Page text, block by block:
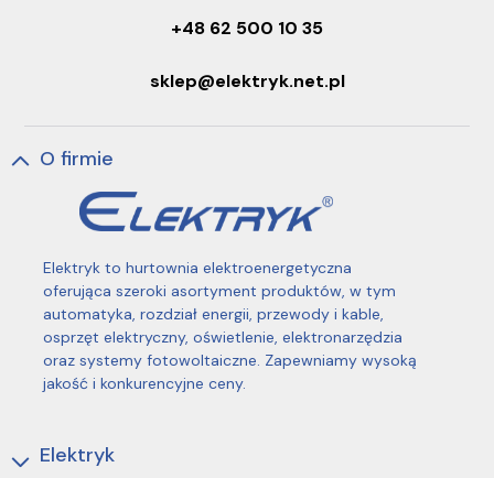
+48 62 500 10 35
sklep@elektryk.net.pl
O firmie
Elektryk to hurtownia elektroenergetyczna
oferująca szeroki asortyment produktów, w tym
automatyka, rozdział energii, przewody i kable,
osprzęt elektryczny, oświetlenie, elektronarzędzia
oraz systemy fotowoltaiczne. Zapewniamy wysoką
jakość i konkurencyjne ceny.
Elektryk